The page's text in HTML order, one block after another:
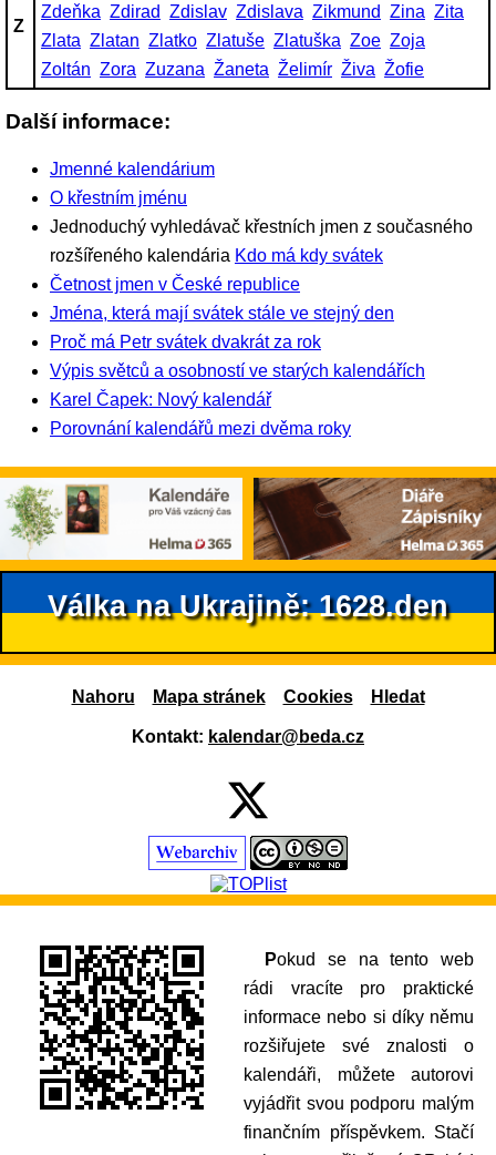
Z
Zdeňka Zdirad Zdislav Zdislava Zikmund Zina Zita
Zlata Zlatan Zlatko Zlatuše Zlatuška Zoe Zoja
Zoltán Zora Zuzana Žaneta Želimír Živa Žofie
Další informace:
Jmenné kalendárium
O křestním jménu
Jednoduchý vyhledávač křestních jmen z současného
rozšířeného kalendária Kdo má kdy svátek
Četnost jmen v České republice
Jména, která mají svátek stále ve stejný den
Proč má Petr svátek dvakrát za rok
Výpis světců a osobností ve starých kalendářích
Karel Čapek: Nový kalendář
Porovnání kalendářů mezi dvěma roky
Válka na Ukrajině: 1628.den
Nahoru Mapa stránek Cookies Hledat
Kontakt: kalendar@beda.cz
Pokud se na tento web
rádi vracíte pro praktické
informace nebo si díky němu
rozšiřujete své znalosti o
kalendáři, můžete autorovi
vyjádřit svou podporu malým
finančním příspěvkem. Stačí